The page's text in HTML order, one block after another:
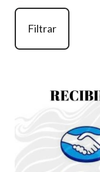
Filtrar